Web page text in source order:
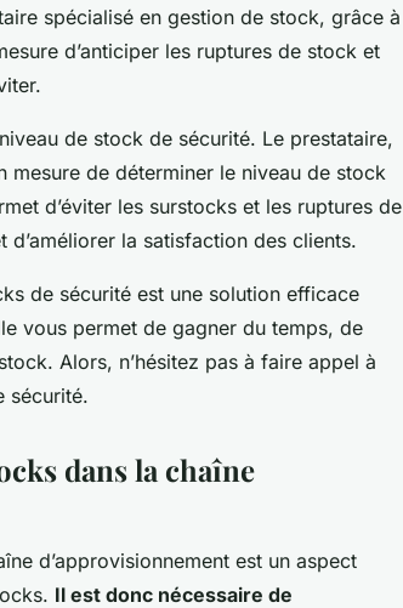
spécialisé en gestion de stock, grâce à
d’anticiper les ruptures de stock et
de stock de sécurité. Le prestataire,
mesure de déterminer le niveau de stock
d’éviter les surstocks et les ruptures de
la satisfaction des clients.
de sécurité est une solution efficace
vous permet de gagner du temps, de
Alors, n’hésitez pas à faire appel à
sécurité.
dans la chaîne
d’approvisionnement est un aspect
Il est donc nécessaire de